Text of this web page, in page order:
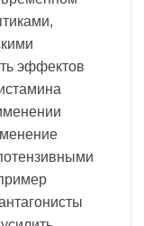
эффектов